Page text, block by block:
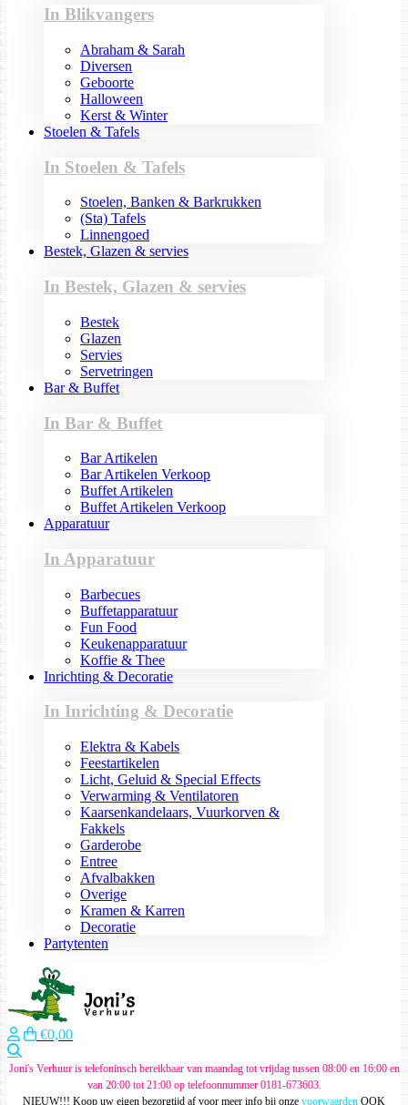
In Blikvangers
Abraham & Sarah
Diversen
Geboorte
Halloween
Kerst & Winter
Stoelen & Tafels
In Stoelen & Tafels
Stoelen, Banken & Barkrukken
(Sta) Tafels
Linnengoed
Bestek, Glazen & servies
In Bestek, Glazen & servies
Bestek
Glazen
Servies
Servetringen
Bar & Buffet
In Bar & Buffet
Bar Artikelen
Bar Artikelen Verkoop
Buffet Artikelen
Buffet Artikelen Verkoop
Apparatuur
In Apparatuur
Barbecues
Buffetapparatuur
Fun Food
Keukenapparatuur
Koffie & Thee
Inrichting & Decoratie
In Inrichting & Decoratie
Elektra & Kabels
Feestartikelen
Licht, Geluid & Special Effects
Verwarming & Ventilatoren
Kaarsenkandelaars, Vuurkorven &
Fakkels
Garderobe
Entree
Afvalbakken
Overige
Kramen & Karren
Decoratie
Partytenten
€0,00
Joni's Verhuur is telefoninsch bereikbaar van maandag tot vrijdag tussen 08:00 en 16:00 en
van 20:00 tot 21:00 op telefoonnummer 0181-673603.
NIEUW!!! Koop uw eigen bezorgtijd af voor meer info bij onze voorwaarden OOK